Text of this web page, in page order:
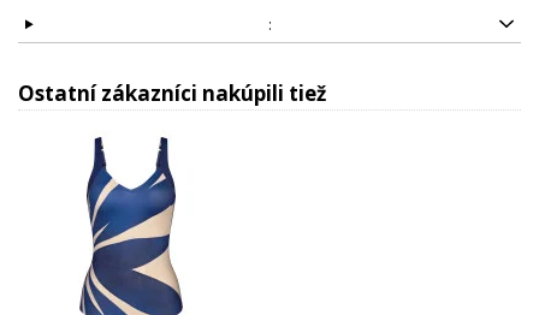
:
Ostatní zákazníci nakúpili tiež